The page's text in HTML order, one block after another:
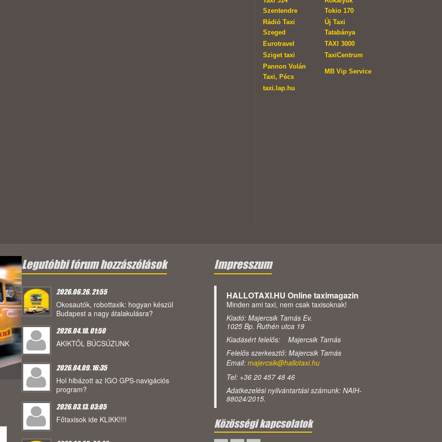
Szentendre
Tokio 170
Rádió Taxi
Szeged
Új Taxi
Tatabánya
Eurotravel
TAXI 3000
Sziget taxi
TaxiCentrum
Pannon Volán
Taxi, Pécs
MB Vip Service
taxi.lap.hu
Legutóbbi fórum hozzászólások
2026.06.26. 21:55
Okosautók, robottaxik: hogyan készül
Budapest a nagy átalakulásra?
2026.04.18. 01:50
AKIKTŐL BÚCSÚZUNK
2026.04.09. 16:35
Hol hibázott az IGO GPS-navigációs
program?
2026.03.13. 03:05
Főtaxisok ide KLIKK!!!!
Impresszum
HALLOTAXI.HU Online taximagazin
Minden ami taxi, nem csak taxisoknak!
Kiadó: Majercsik Tamás Ev.
1025 Bp. Ruthén utca 19
Kiadásért felelős: Majercsik Tamás
Felelős szerkesztő: Majercsik Tamás
Email: majercsik@hallotaxi.hu
Tel: +36 20 457 48 46
Adatkezelési nyilvántartási számunk: NAIH-
88024/2015.
Közösségi kapcsolatok